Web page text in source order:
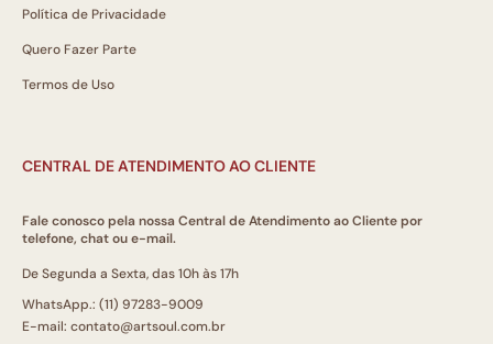
Política de Privacidade
Quero Fazer Parte
Termos de Uso
CENTRAL DE ATENDIMENTO AO CLIENTE
Fale conosco pela nossa Central de Atendimento ao Cliente por
telefone, chat ou e-mail.
De Segunda a Sexta, das 10h às 17h
WhatsApp.: (11) 97283-9009
E-mail: contato@artsoul.com.br